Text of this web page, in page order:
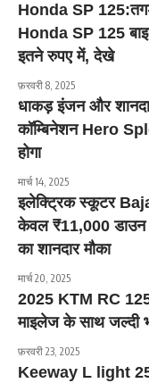
Honda SP
Honda SP 125
इतने रुपए में, देखे
फ़रवरी 8, 2025
धाकड़ इंजन और
कॉम्बिनेशन Hero
होगा
मार्च 14, 2025
इलेक्ट्रिक स्कूटर
केवल ₹11,000 डाउन
का शानदार मौका
मार्च 20, 2025
2025 KTM RC
माइलेज के साथ जल्दी
फ़रवरी 23, 2025
Keeway L light